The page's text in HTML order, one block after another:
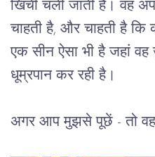
खिंची चली जाती है। वह
चाहती है, और चाहती है
एक सीन ऐसा भी है जहां
धूम्रपान कर रही है।
अगर आप मुझसे पूछें - तो